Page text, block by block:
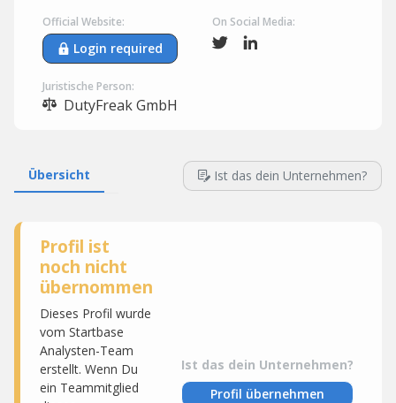
Official Website:
Login required
On Social Media:
Juristische Person:
DutyFreak GmbH
Übersicht Ist das dein Unternehmen?
Profil ist
noch nicht
übernommen
Dieses Profil wurde
vom Startbase
Analysten-Team
erstellt. Wenn Du
ein Teammitglied
Ist das dein Unternehmen?
Profil übernehmen